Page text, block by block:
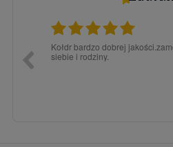
13.02.2026
już kilka dla
Zawsze było super
chętnie tutaj wracam.